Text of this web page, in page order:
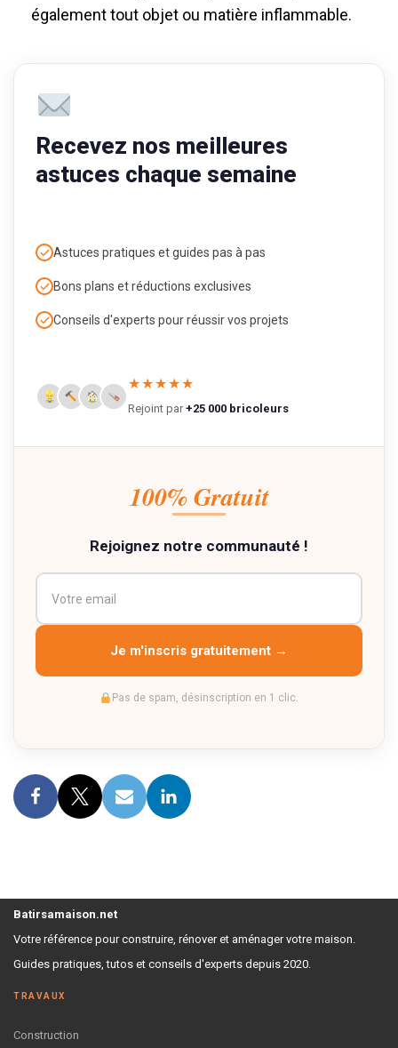
également tout objet ou matière inflammable.
Recevez nos meilleures
astuces chaque semaine
Astuces pratiques et guides pas à pas
Bons plans et réductions exclusives
Conseils d'experts pour réussir vos projets
★★★★★
Rejoint par+25 000 bricoleurs
100% Gratuit
Rejoignez notre communauté !
Je m'inscris gratuitement →
Pas de spam, désinscription en 1 clic.
Batirsamaison.net
Votre référence pour construire, rénover et aménager votre maison.
Guides pratiques, tutos et conseils d'experts depuis 2020.
TRAVAUX
Construction